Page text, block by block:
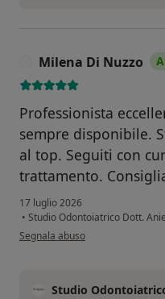
Milena Di Nuzzo
Professionista
sempre disponibile.
al top. Seguiti con
trattamento.
17 luglio 2026
• Studio Odontoiatrico Dott.
secondo l'opinione dell'utente
Segnala abuso
Studio